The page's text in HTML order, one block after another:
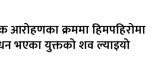
आरोहणका क्रममा हिमपहिरोमा
भएका युक्तको शव ल्याइयो